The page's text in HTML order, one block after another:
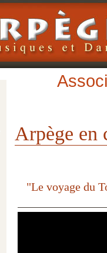
Arpège en
"Le voyage du